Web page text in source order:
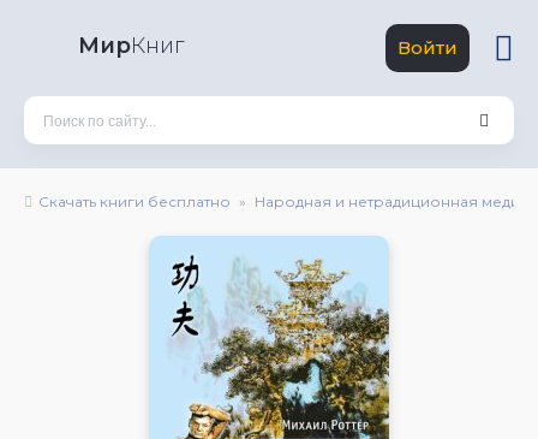
МирКниг Войти
Скачать книги бесплатно Народная и нетрадиционная